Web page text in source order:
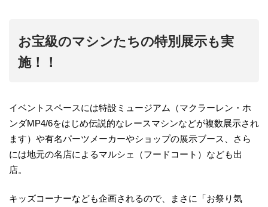
お宝級のマシンたちの特別展示も実
施！！
イベントスペースには特設ミュージアム（マクラーレン・ホ
ンダMP4/6をはじめ伝説的なレースマシンなどが複数展示され
ます）や有名パーツメーカーやショップの展示ブース、さら
には地元の名店によるマルシェ（フードコート）なども出
店。
キッズコーナーなども企画されるので、まさに「お祭り気